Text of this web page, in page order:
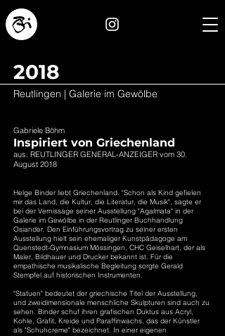
2018
Reutlingen | Galerie im Gewölbe
Gabriele Böhm
Inspiriert von Griechenland
aus: REUTLINGER GENERAL-ANZEIGER vom 30.
August 2018
Helge Binder liebt Griechenland. "Schon als Kind gefielen
mir das Land, die Kultur, die Literatur, die Musik", sagte er
bei der Vernissage seiner Ausstellung "Agalmata" in der
Galerie im Gewölbe in der Reutlinger Buchhandlung
Osiander. Den Einführungsvortrag zu seiner ersten
Ausstellung hielt sein ehemaliger Kunstpädagoge am
Quenstedt-Gymnasium Mössingen, CHC Geiselhart, der als
Maler, Bildhauer und Drucker bekannt ist. Für die
empathische musikalische Begleitung sorgte Gerald
Stempfel auf historischen Instrumenten.
"Statuen" bedeutet der griechische Titel der Ausstellung,
und zweidimensionale menschliche Skulpturen sind auch zu
sehen. Binder schuf ihren grafischen Duktus aus Acryl,
Kohle, Grafit, Kreide und Paraffinwachs, das der Künstler
als "Schuhcreme" bezeichnet. In einer eigenen